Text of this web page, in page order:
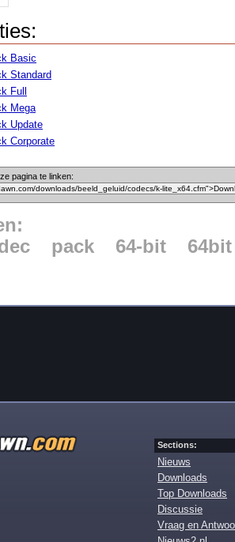
Basic
Standard
Full
Mega
Update
Corporate
pagina te linken:
pack 64-bit
64bit
Sections:
Nieuws
Downloads
Top Downloads
Discussie
Vraag en